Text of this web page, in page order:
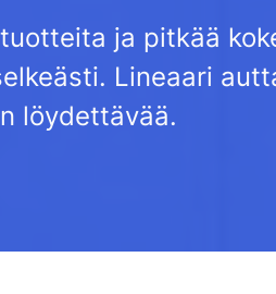
ja pitkää
Lineaari
löydettävää.